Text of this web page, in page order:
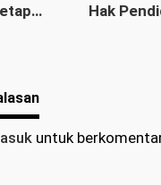
Masa
Hak
untuk